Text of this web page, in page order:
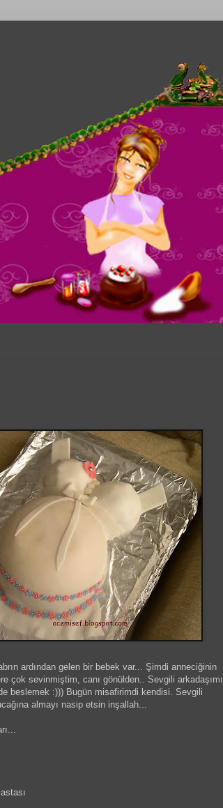
ardından gelen bir bebek var... Şimdi anneciğinin
çok sevinmiştim, canı gönülden.. Sevgili arkadaşımı
beslemek :))) Bugün misafirimdi kendisi. Sevgili
almayı nasip etsin inşallah...